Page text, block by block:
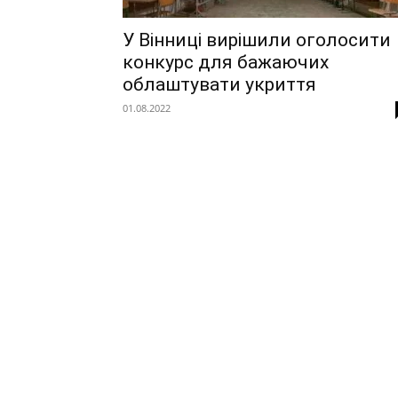
У Вінниці вирішили оголосити
конкурс для бажаючих
облаштувати укриття
01.08.2022